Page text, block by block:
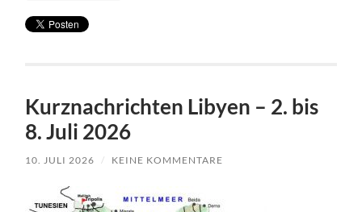
Kurznachrichten Libyen – 2. bis
8. Juli 2026
10. JULI 2026 / KEINE KOMMENTARE